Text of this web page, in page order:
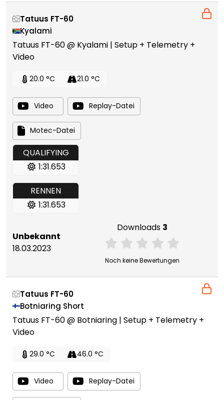
Tatuus FT-60
Kyalami
Tatuus FT-60 @ Kyalami | Setup + Telemetry +
Video
20.0 °C 21.0 °C
Video Replay-Datei
Motec-Datei
QUALIFYING
1:31.653
RENNEN
1:31.653
Unbekannt
18.03.2023
Downloads 3
Noch keine Bewertungen
Tatuus FT-60
Botniaring Short
Tatuus FT-60 @ Botniaring | Setup + Telemetry +
Video
29.0 °C 46.0 °C
Video Replay-Datei